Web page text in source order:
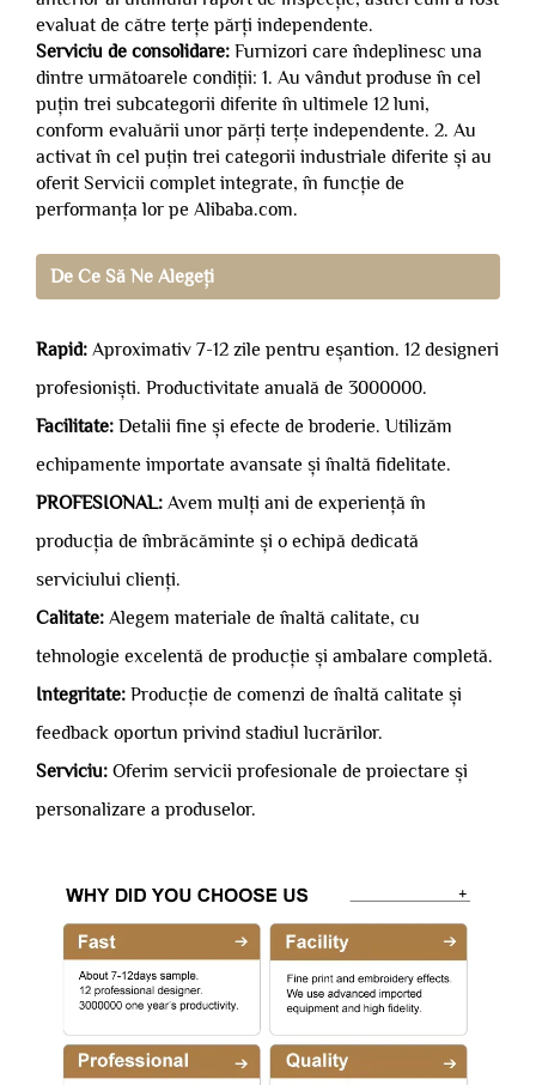
evaluat de către terțe părți independente.
Serviciu de consolidare: Furnizori care îndeplinesc una
dintre următoarele condiții: 1. Au vândut produse în cel
puțin trei subcategorii diferite în ultimele 12 luni,
conform evaluării unor părți terțe independente. 2. Au
activat în cel puțin trei categorii industriale diferite și au
oferit Servicii complet integrate, în funcție de
performanța lor pe Alibaba.com.
De Ce Să Ne Alegeți
Rapid: Aproximativ 7-12 zile pentru eșantion. 12 designeri
profesioniști. Productivitate anuală de 3000000.
Facilitate: Detalii fine și efecte de broderie. Utilizăm
echipamente importate avansate și înaltă fidelitate.
PROFESIONAL: Avem mulți ani de experiență în
producția de îmbrăcăminte și o echipă dedicată
serviciului clienți.
Calitate: Alegem materiale de înaltă calitate, cu
tehnologie excelentă de producție și ambalare completă.
Integritate: Producție de comenzi de înaltă calitate și
feedback oportun privind stadiul lucrărilor.
Serviciu: Oferim servicii profesionale de proiectare și
personalizare a produselor.